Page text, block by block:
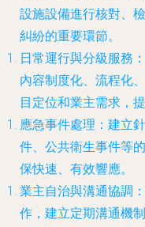
設施設備進行核對、
糾紛的重要環節。
日常運行與分級服務
內容制度化、流程化
目定位和業主需求，
應急事件處理 ：建立
件、公共衛生事件等
保快速、有效響應。
業主自治與溝通協調
作，建立定期溝通機